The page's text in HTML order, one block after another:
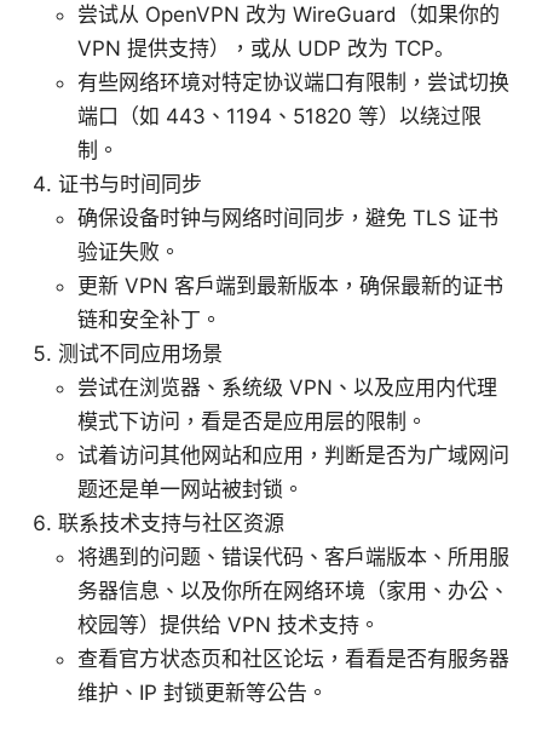
尝试从 OpenVPN 改为 WireGuard（如果你的
VPN 提供支持），或从 UDP 改为 TCP。
有些网络环境对特定协议端口有限制，尝试切换
端口（如 443、1194、51820 等）以绕过限
制。
证书与时间同步
确保设备时钟与网络时间同步，避免 TLS 证书
验证失败。
更新 VPN 客户端到最新版本，确保最新的证书
链和安全补丁。
测试不同应用场景
尝试在浏览器、系统级 VPN、以及应用内代理
模式下访问，看是否是应用层的限制。
试着访问其他网站和应用，判断是否为广域网问
题还是单一网站被封锁。
联系技术支持与社区资源
将遇到的问题、错误代码、客户端版本、所用服
务器信息、以及你所在网络环境（家用、办公、
校园等）提供给 VPN 技术支持。
查看官方状态页和社区论坛，看看是否有服务器
维护、IP 封锁更新等公告。